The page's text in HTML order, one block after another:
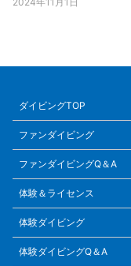
ダイビングTOP
ファンダイビング
ファンダイビングQ＆A
体験＆ライセンス
体験ダイビング
体験ダイビングQ＆A